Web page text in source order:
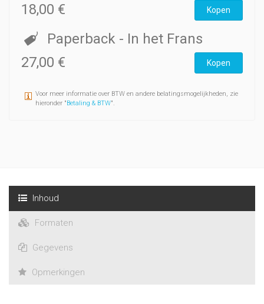
18,00 €
Kopen
Paperback - In het Frans
27,00 €
Kopen
Voor meer informatie over BTW en andere belatingsmogelijkheden, zie
hieronder "Betaling & BTW".
Inhoud
Formaten
Gegevens
Opmerkingen